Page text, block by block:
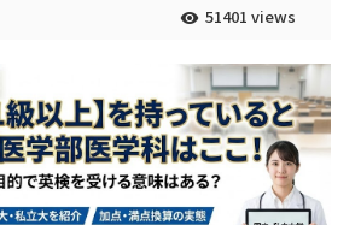
51401 views